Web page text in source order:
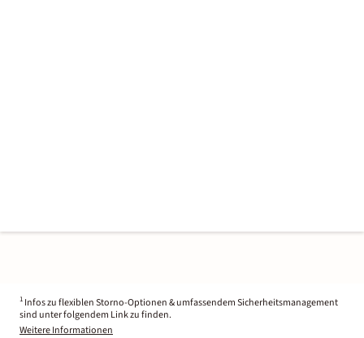
1 Infos zu flexiblen Storno-Optionen & umfassendem Sicherheitsmanagement
sind unter folgendem Link zu finden.
Weitere Informationen